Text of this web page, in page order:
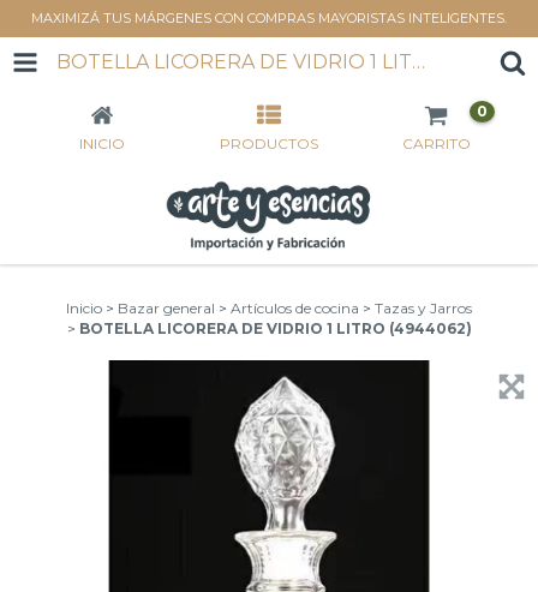
MAXIMIZÁ TUS MÁRGENES CON COMPRAS MAYORISTAS INTELIGENTES.
BOTELLA LICORERA DE VIDRIO 1 LITRO (4944062)
INICIO PRODUCTOS CARRITO
0
Inicio > Bazar general > Artículos de cocina > Tazas y Jarros
> BOTELLA LICORERA DE VIDRIO 1 LITRO (4944062)